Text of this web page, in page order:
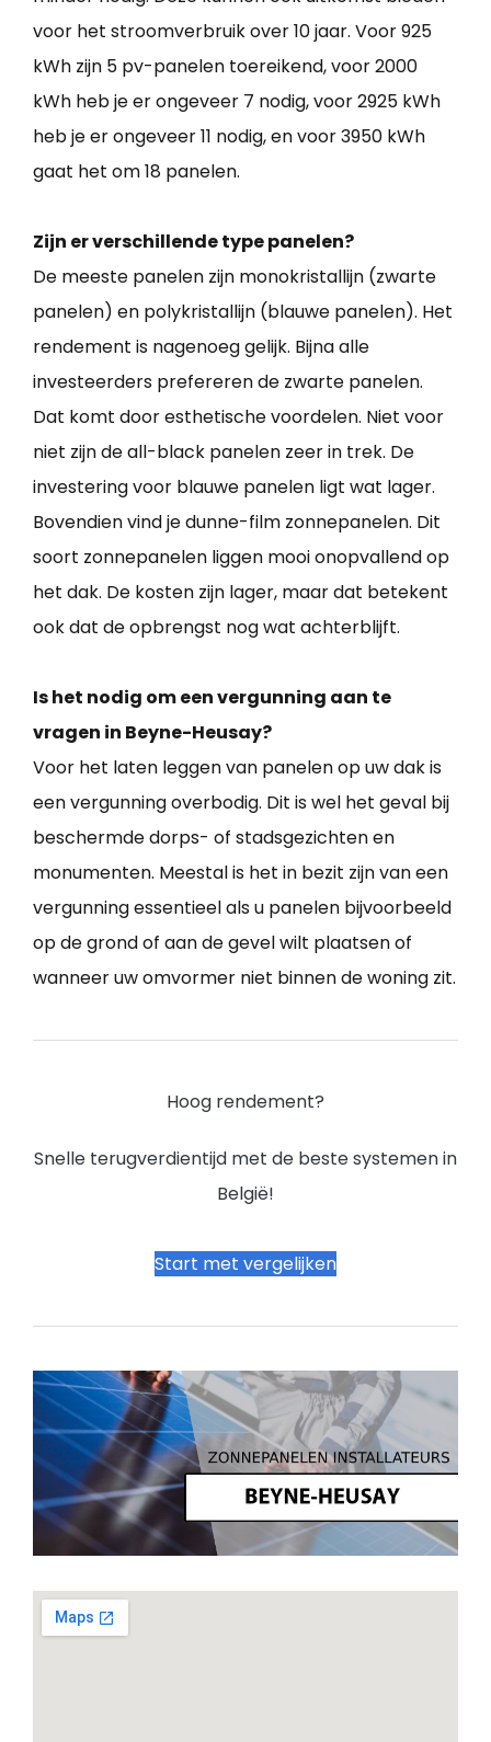
voor het stroomverbruik over 10 jaar. Voor 925
kWh zijn 5 pv-panelen toereikend, voor 2000
kWh heb je er ongeveer 7 nodig, voor 2925 kWh
heb je er ongeveer 11 nodig, en voor 3950 kWh
gaat het om 18 panelen.
Zijn er verschillende type panelen?
De meeste panelen zijn monokristallijn (zwarte
panelen) en polykristallijn (blauwe panelen). Het
rendement is nagenoeg gelijk. Bijna alle
investeerders prefereren de zwarte panelen.
Dat komt door esthetische voordelen. Niet voor
niet zijn de all-black panelen zeer in trek. De
investering voor blauwe panelen ligt wat lager.
Bovendien vind je dunne-film zonnepanelen. Dit
soort zonnepanelen liggen mooi onopvallend op
het dak. De kosten zijn lager, maar dat betekent
ook dat de opbrengst nog wat achterblijft.
Is het nodig om een vergunning aan te
vragen in Beyne-Heusay?
Voor het laten leggen van panelen op uw dak is
een vergunning overbodig. Dit is wel het geval bij
beschermde dorps- of stadsgezichten en
monumenten. Meestal is het in bezit zijn van een
vergunning essentieel als u panelen bijvoorbeeld
op de grond of aan de gevel wilt plaatsen of
wanneer uw omvormer niet binnen de woning zit.
Hoog rendement?
Snelle terugverdientijd met de beste systemen in
België!
Start met vergelijken